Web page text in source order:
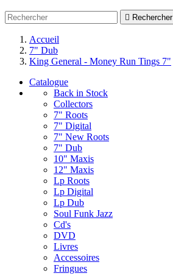
 Rechercher
Accueil
7" Dub
King General - Money Run Tings 7"
Catalogue
Back in Stock
Collectors
7" Roots
7" Digital
7" New Roots
7" Dub
10" Maxis
12" Maxis
Lp Roots
Lp Digital
Lp Dub
Soul Funk Jazz
Cd's
DVD
Livres
Accessoires
Fringues